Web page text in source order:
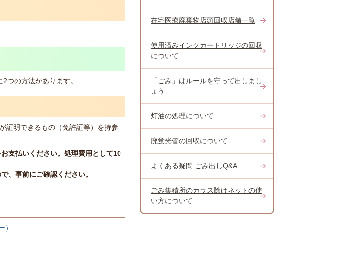
つの方法があります。
証明できるもの（免許証等）を持参
支払いください。処理費用として10
、事前にご確認ください。
）
在宅医療廃棄物店頭回収店舗一覧
使用済みインクカートリッジの回収
について
「ごみ」はルールを守って出しまし
ょう
灯油の処理について
廃蛍光管の回収について
よくある疑問 ごみ出しQ&A
ごみ集積所のカラス除けネットの使
い方について